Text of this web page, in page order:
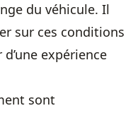
du véhicule. Il
sur ces conditions
expérience
sont